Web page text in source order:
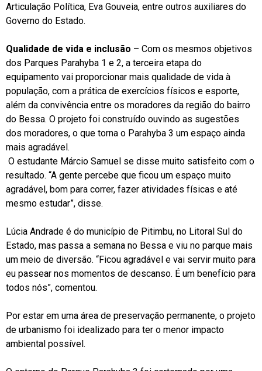
Articulação Política, Eva Gouveia, entre outros auxiliares do
Governo do Estado.
Qualidade de vida e inclusão – Com os mesmos objetivos
dos Parques Parahyba 1 e 2, a terceira etapa do
equipamento vai proporcionar mais qualidade de vida à
população, com a prática de exercícios físicos e esporte,
além da convivência entre os moradores da região do bairro
do Bessa. O projeto foi construído ouvindo as sugestões
dos moradores, o que torna o Parahyba 3 um espaço ainda
mais agradável.
O estudante Márcio Samuel se disse muito satisfeito com o
resultado. “A gente percebe que ficou um espaço muito
agradável, bom para correr, fazer atividades físicas e até
mesmo estudar”, disse.
Lúcia Andrade é do município de Pitimbu, no Litoral Sul do
Estado, mas passa a semana no Bessa e viu no parque mais
um meio de diversão. “Ficou agradável e vai servir muito para
eu passear nos momentos de descanso. É um benefício para
todos nós”, comentou.
Por estar em uma área de preservação permanente, o projeto
de urbanismo foi idealizado para ter o menor impacto
ambiental possível.